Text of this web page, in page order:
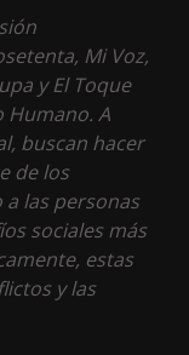
Mi Voz,
y El Toque
Humano. A
buscan hacer
de los
las personas
sociales más
estas
y las